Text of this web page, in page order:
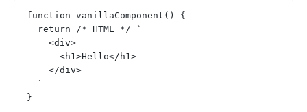
function vanillaComponent() {
  return /* HTML */ `
    <div>
      <h1>Hello</h1>
    </div>
  `
}